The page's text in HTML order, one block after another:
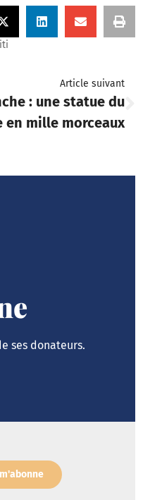
Article suivant
: une statue du
en mille morceaux
ses donateurs.